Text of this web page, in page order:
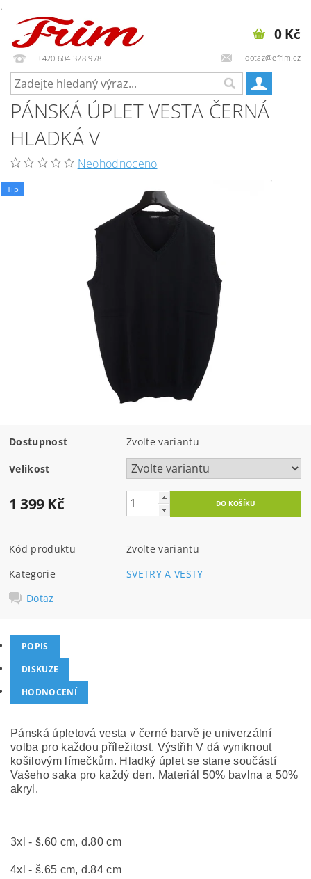
.
+420 604 328 978 dotaz@efrim.cz
0 Kč
PÁNSKÁ ÚPLET VESTA ČERNÁ
HLADKÁ V
Neohodnoceno
Tip
Dostupnost Zvolte variantu
Velikost
1 399 Kč
Kód produktu
Zvolte variantu
Kategorie
SVETRY A VESTY
Dotaz
POPIS
DISKUZE
HODNOCENÍ
Pánská úpletová vesta v černé barvě je univerzální
volba pro každou příležitost. Výstřih V dá vyniknout
košilovým límečkům. Hladký úplet se stane součástí
Vašeho saka pro každý den. Materiál 50% bavlna a 50%
akryl.
3xl - š.60 cm, d.80 cm
4xl - š.65 cm, d.84 cm